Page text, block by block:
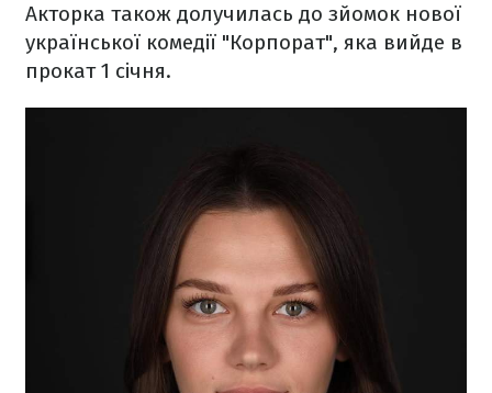
Акторка також долучилась до зйомок нової
української комедії "Корпорат", яка вийде в
прокат 1 січня.